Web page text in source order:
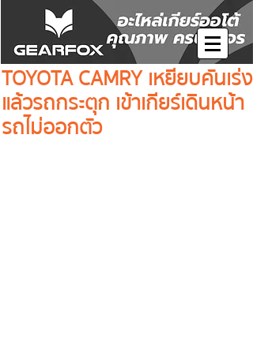
TOYOTA CAMRY เหยียบคันเร่ง
แล้วรถกระตุก เข้าเกียร์เดินหน้า
รถไม่ออกตัว